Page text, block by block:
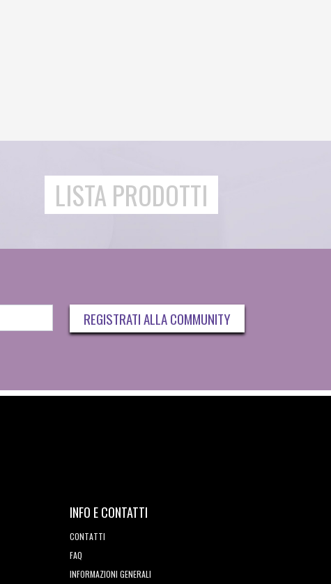
LISTA PRODOTTI
REGISTRATI ALLA COMMUNITY
INFO E CONTATTI
CONTATTI
FAQ
INFORMAZIONI GENERALI